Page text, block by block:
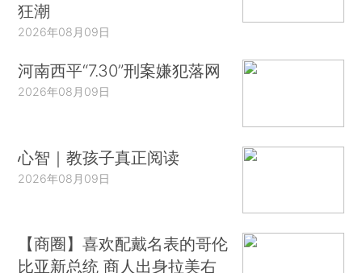
狂潮
2026年08月09日
河南西平“7.30”刑案嫌犯落网
2026年08月09日
心智｜教孩子真正阅读
2026年08月09日
【商圈】喜欢配戴名表的哥伦
比亚新总统 商人出身拉美右